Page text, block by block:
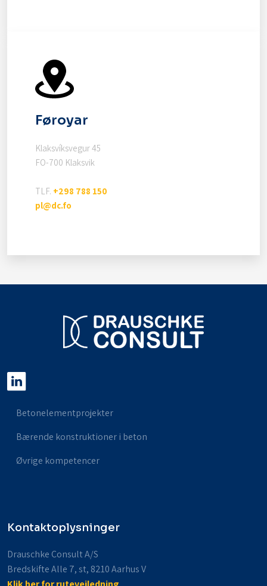
Føroyar
Klaksvíksvegur 45
FO-700 Klaksvik
TLF. +298 788 150
pl@dc.fo
Betonelementprojekter
Bærende konstruktioner i beton
Øvrige kompetencer
Kontaktoplysninger
Drauschke Consult A/S
Bredskifte Alle 7, st, 8210 Aarhus V